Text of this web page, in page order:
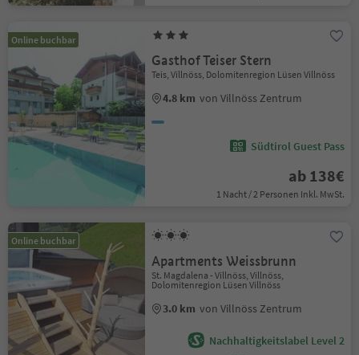
Online buchbar
Gasthof Teiser Stern
Teis, Villnöss, Dolomitenregion Lüsen Villnöss
4.8 km von Villnöss Zentrum
Südtirol Guest Pass
ab 138€
1 Nacht / 2 Personen Inkl. MwSt.
Online buchbar
Apartments Weissbrunn
St. Magdalena - Villnöss, Villnöss,
Dolomitenregion Lüsen Villnöss
3.0 km von Villnöss Zentrum
Nachhaltigkeitslabel Level 2